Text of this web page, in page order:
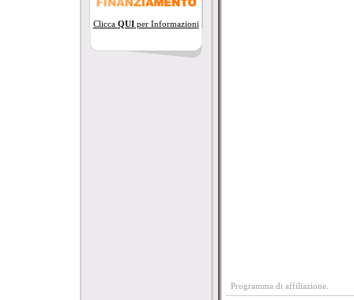
Clicca QUIper Informazioni
Programma di affiliazione.